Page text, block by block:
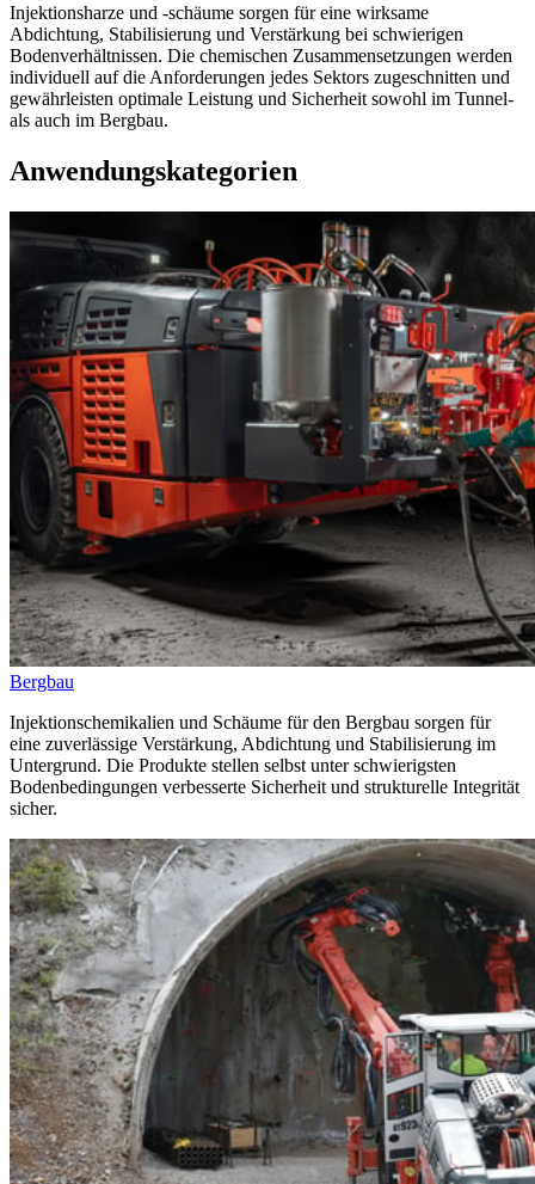
Injektionsharze und -schäume sorgen für eine wirksame
Abdichtung, Stabilisierung und Verstärkung bei schwierigen
Bodenverhältnissen. Die chemischen Zusammensetzungen werden
individuell auf die Anforderungen jedes Sektors zugeschnitten und
gewährleisten optimale Leistung und Sicherheit sowohl im Tunnel-
als auch im Bergbau.
Anwendungskategorien
Bergbau
Injektionschemikalien und Schäume für den Bergbau sorgen für
eine zuverlässige Verstärkung, Abdichtung und Stabilisierung im
Untergrund. Die Produkte stellen selbst unter schwierigsten
Bodenbedingungen verbesserte Sicherheit und strukturelle Integrität
sicher.